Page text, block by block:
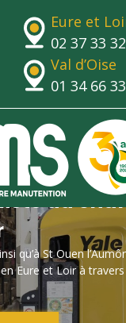
Eure et
02 37 33
Val d’Oise
01 34 66
du
qu’à St Ouen
Eure et Loir à